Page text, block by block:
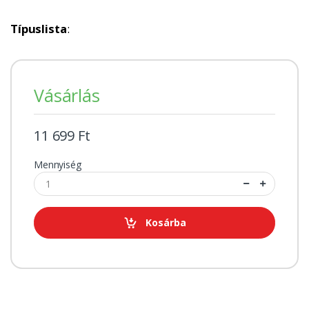
Típuslista:
Vásárlás
11 699 Ft
Mennyiség
Kosárba